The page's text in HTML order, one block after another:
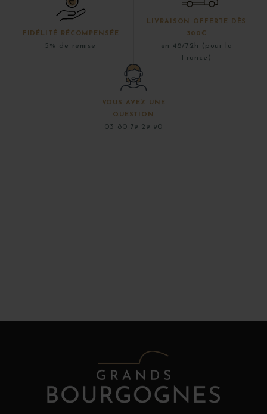
FIDÉLITÉ RÉCOMPENSÉE
5% de remise
LIVRAISON OFFERTE DÈS
300€
en 48/72h (pour la
France)
VOUS AVEZ UNE
QUESTION
03 80 79 29 90